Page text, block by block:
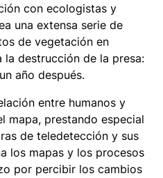
con ecologistas y
una extensa serie de
de vegetación en
destrucción de la presa:
año después.
entre humanos y
mapa, prestando especial
de teledetección y sus
los mapas y los procesos
por percibir los cambios